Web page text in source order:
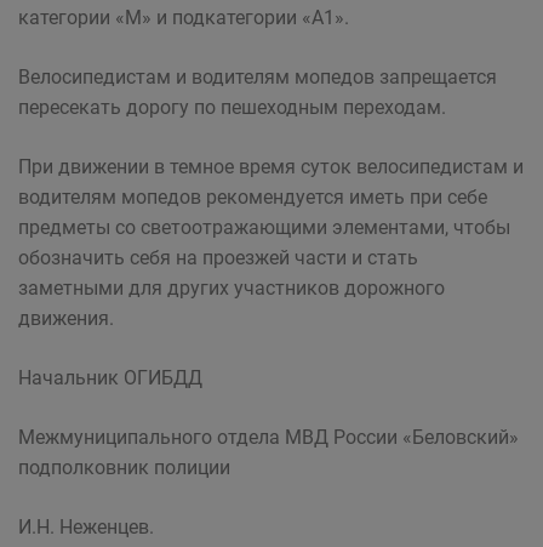
категории «М» и подкатегории «А1».
Велосипедистам и водителям мопедов запрещается
пересекать дорогу по пешеходным переходам.
При движении в темное время суток велосипедистам и
водителям мопедов рекомендуется иметь при себе
предметы со светоотражающими элементами, чтобы
обозначить себя на проезжей части и стать
заметными для других участников дорожного
движения.
Начальник ОГИБДД
Межмуниципального отдела МВД России «Беловский»
подполковник полиции
И.Н. Неженцев.